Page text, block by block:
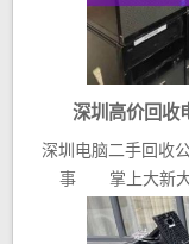
深圳高价回收
深圳电脑二手回收
事 掌上大新大